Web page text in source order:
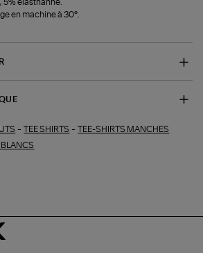
5% élasthanne.
en machine à 30°.
-TEE SHIRTS -TEE-SHIRTS MANCHES